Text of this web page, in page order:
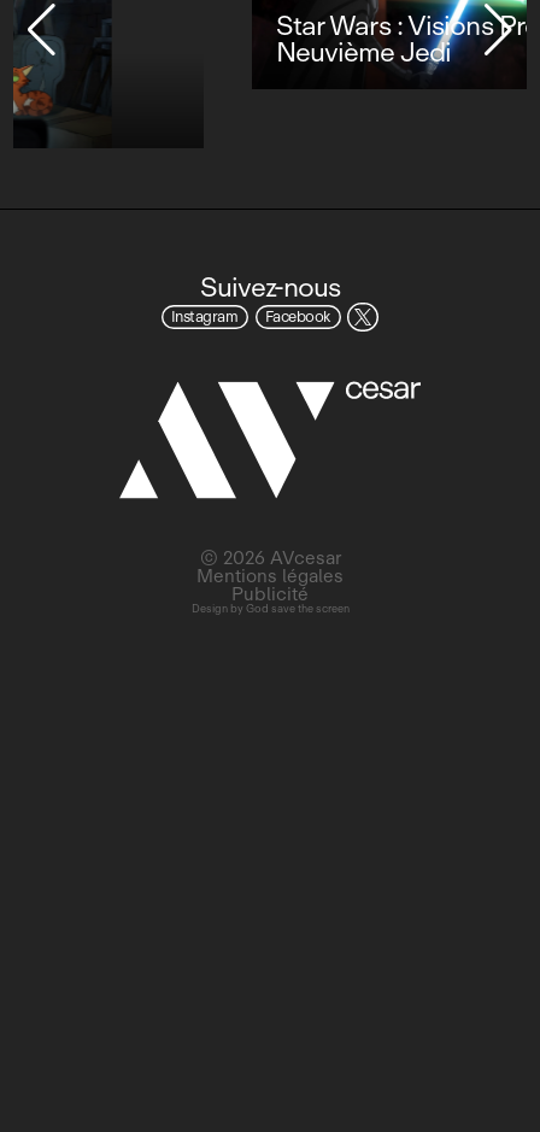
Star Wars : Visions Présente - Le
Neuvième Jedi
Suivez-nous
Instagram Facebook
Design by God save the screen
© 2026 AVcesar
Mentions légales
Publicité